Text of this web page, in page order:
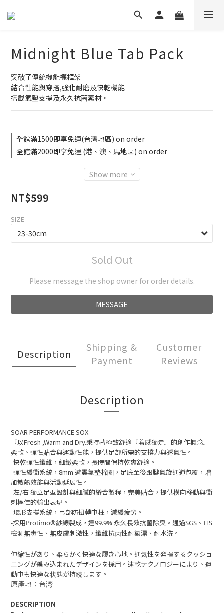
Midnight Blue Tab Pack
突破了傳統機能襪框架
結合性能與穿搭,強化耐磨及快乾機能
搭載氣墊支撐及永久抗菌素材。
全館滿1500即享免運(台灣地區) on order
全館滿2000即享免運 (港、澳、馬地區) on order
Show more
NT$599
SIZE
Sold Out
Please message the shop owner for order details.
MESSAGE
Description
Shipping &
Payment
Customer
Reviews
Description
SOAR PERFORMANCE SOX
『以Fresh ,Warm and Dry.秉持著極致舒適『着感獨走』的創作概念』
柔軟、彈性貼合與運動性能，提供足部所需的支撐力與透氣性。
-快乾彈性纖維，細緻柔軟，長時間保持乾爽舒適。
-彈性緩衝系統，8mm 避震氣墊棉圈，足底至後跟腱氣旋通道包覆，增
加散熱效能與活動延展性。
-左/右 獨立足型設計與細膩的縫合製程，完美貼合，提供橫向移動與衝
刺極佳的輸出表現。
-環形支撐系統，弓部防扭轉中柱，減緩疲勞。
-採用Protimo®紗線製成，達99.9% 永久長效抗菌除臭。通過SGS、ITS
檢測無毒性、無皮膚刺激性，纖維抗菌性耐氯漂、耐水洗。
伸縮性があり、柔らかく快適な履き心地。通気性を発揮するクッショ
ニングが編み込まれたデザインを採用。速乾テクノロジーにより、運
動中も快適な状態が持続します。
原產地：台湾
DESCRIPTION